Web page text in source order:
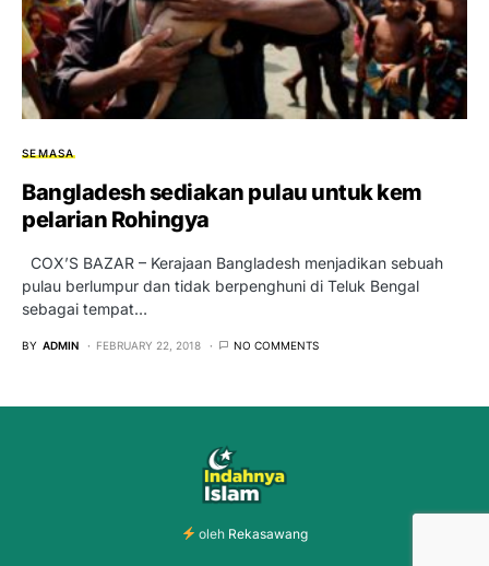
SEMASA
Bangladesh sediakan pulau untuk kem
pelarian Rohingya
COX’S BAZAR – Kerajaan Bangladesh menjadikan sebuah
pulau berlumpur dan tidak berpenghuni di Teluk Bengal
sebagai tempat…
BY ADMIN FEBRUARY 22, 2018 NO COMMENTS
oleh Rekasawang